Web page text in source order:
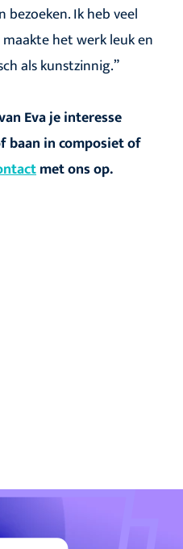
Ik heb veel
het werk leuk en
als kunstzinnig.”
Eva je interesse
baan in composiet of
met ons op.